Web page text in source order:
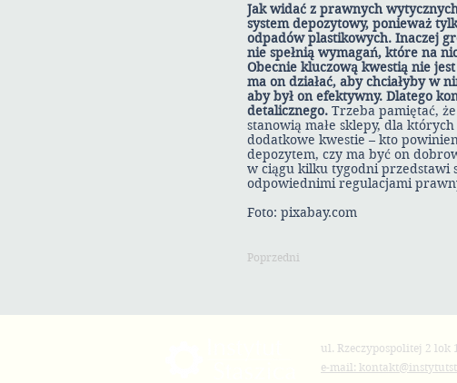
Jak widać z prawnych
system depozytowy, ponieważ
odpadów plastikowych. Inaczej
nie spełnią wymagań, które na
Obecnie kluczową kwestią nie
ma on działać, aby chciałyby w
aby był on efektywny. Dlatego
detalicznego. Trzeba pamiętać,
stanowią małe sklepy, dla
dodatkowe kwestie – kto
depozytem, czy ma być on
w ciągu kilku tygodni przedstawi
odpowiednimi regulacjami
Foto: pixabay.com
Poprzedni
ul. Rzeczypospolitej 2 lok
e-mail: